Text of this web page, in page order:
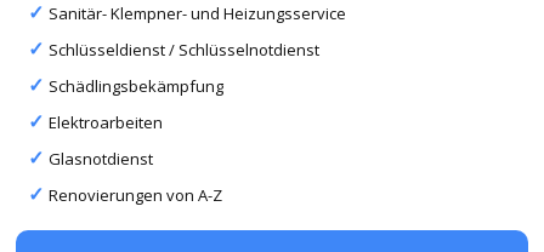
Sanitär- Klempner- und Heizungsservice
Schlüsseldienst / Schlüsselnotdienst
Schädlingsbekämpfung
Elektroarbeiten
Glasnotdienst
Renovierungen von A-Z